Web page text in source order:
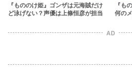
『もののけ姫』ゴンザは元海賊だけ
ど泳げない？声優は上條恒彦が担当
『も
何の
AD